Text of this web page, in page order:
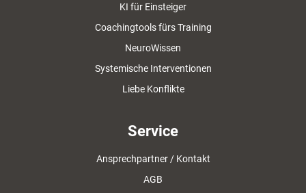
KI für Einsteiger
Coachingtools fürs Training
NeuroWissen
Systemische Interventionen
Liebe Konflikte
Service
Ansprechpartner / Kontakt
AGB